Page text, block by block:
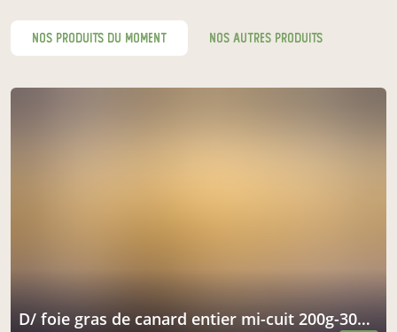
nos produits du moment nos autres produits
d/ foie gras de canard entier mi-cuit 200g-300g sous vide